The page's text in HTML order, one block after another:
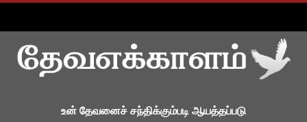
உன் தேவனைச் சந்திக்கும்படி ஆயத்தப்படு